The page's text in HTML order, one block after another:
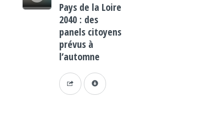
Pays de la Loire
2040 : des
panels citoyens
prévus à
l’automne